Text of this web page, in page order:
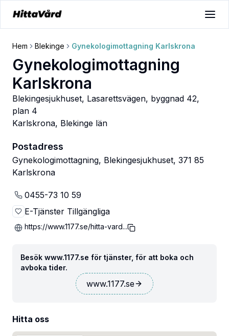
Hem Blekinge Gynekologimottagning Karlskrona
Gynekologimottagning
Karlskrona
Blekingesjukhuset, Lasarettsvägen, byggnad 42,
plan 4
Karlskrona, Blekinge län
Postadress
Gynekologimottagning, Blekingesjukhuset, 371 85
Karlskrona
0455-73 10 59
E-Tjänster Tillgängliga
https://www.1177.se/hitta-vard...
Besök www.1177.se för tjänster, för att boka och
avboka tider.
www.1177.se
Hitta oss